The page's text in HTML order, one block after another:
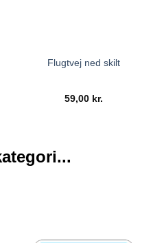
Flugtvej ned skilt
59,00 kr.